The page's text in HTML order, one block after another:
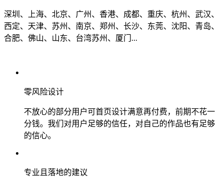
深圳、上海、北京、广州、香港、成都、重庆、杭州、武汉、
西定、天津、苏州、南京、郑州、长沙、东莞、沈阳、青岛、
合肥、佛山、山东、台湾苏州、厦门...
零风险设计
不放心的部分用户可首页设计满意再付费，前期不花一
分钱。我们对用户足够的信任，对自己的作品也有足够
的信心。
专业且落地的建议